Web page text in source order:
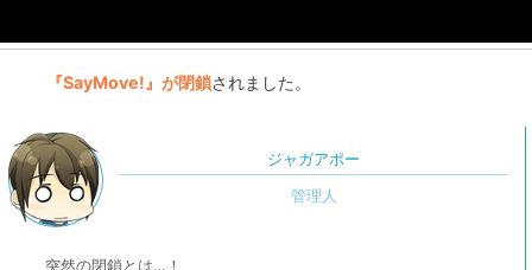
『SayMove!』が閉鎖されました。
ジャガアポー
突然の閉鎖とは…！